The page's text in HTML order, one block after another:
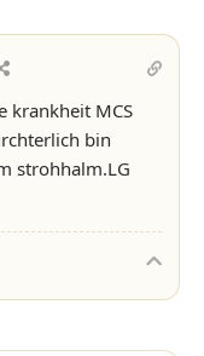
krankheit MCS
bin
strohhalm.LG